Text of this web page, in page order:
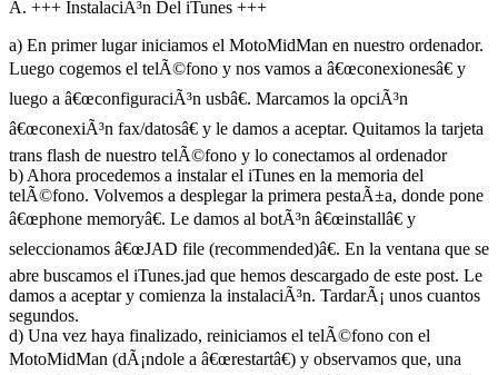
A. +++ InstalaciÃ³n Del iTunes +++
a) En primer lugar iniciamos el MotoMidMan en nuestro ordenador.
Luego cogemos el telÃ©fono y nos vamos a â€œconexionesâ€ y
luego a â€œconfiguraciÃ³n usbâ€. Marcamos la opciÃ³n
â€œconexiÃ³n fax/datosâ€ y le damos a aceptar. Quitamos la tarjeta
trans flash de nuestro telÃ©fono y lo conectamos al ordenador
b) Ahora procedemos a instalar el iTunes en la memoria del
telÃ©fono. Volvemos a desplegar la primera pestaÃ±a, donde pone
â€œphone memoryâ€. Le damos al botÃ³n â€œinstallâ€ y
seleccionamos â€œJAD file (recommended)â€. En la ventana que se
abre buscamos el iTunes.jad que hemos descargado de este post. Le
damos a aceptar y comienza la instalaciÃ³n. TardarÃ¡ unos cuantos
segundos.
d) Una vez haya finalizado, reiniciamos el telÃ©fono con el
MotoMidMan (dÃ¡ndole a â€œrestartâ€) y observamos que, una